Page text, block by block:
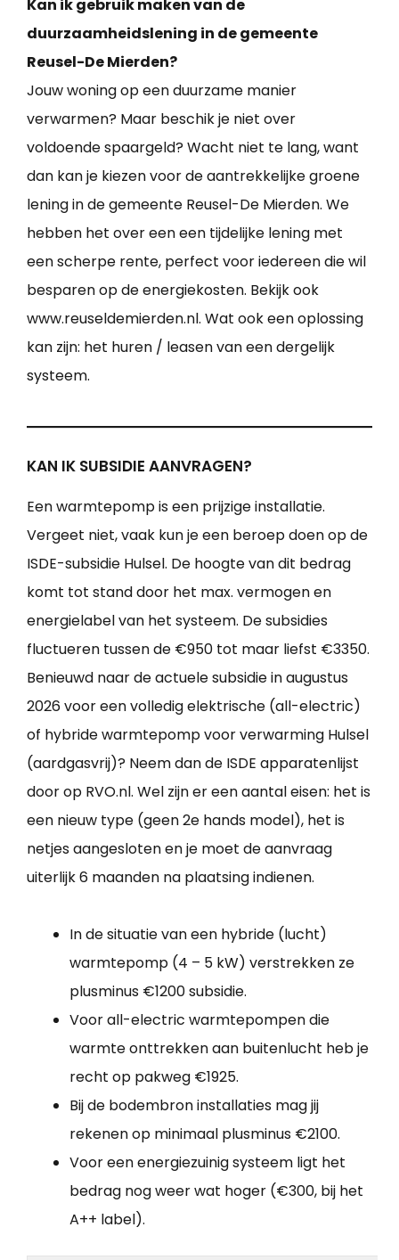
Kan ik gebruik maken van de
duurzaamheidslening in de gemeente
Reusel-De Mierden?
Jouw woning op een duurzame manier
verwarmen? Maar beschik je niet over
voldoende spaargeld? Wacht niet te lang, want
dan kan je kiezen voor de aantrekkelijke groene
lening in de gemeente Reusel-De Mierden. We
hebben het over een een tijdelijke lening met
een scherpe rente, perfect voor iedereen die wil
besparen op de energiekosten. Bekijk ook
www.reuseldemierden.nl. Wat ook een oplossing
kan zijn: het huren / leasen van een dergelijk
systeem.
KAN IK SUBSIDIE AANVRAGEN?
Een warmtepomp is een prijzige installatie.
Vergeet niet, vaak kun je een beroep doen op de
ISDE-subsidie Hulsel. De hoogte van dit bedrag
komt tot stand door het max. vermogen en
energielabel van het systeem. De subsidies
fluctueren tussen de €950 tot maar liefst €3350.
Benieuwd naar de actuele subsidie in augustus
2026 voor een volledig elektrische (all-electric)
of hybride warmtepomp voor verwarming Hulsel
(aardgasvrij)? Neem dan de ISDE apparatenlijst
door op RVO.nl. Wel zijn er een aantal eisen: het is
een nieuw type (geen 2e hands model), het is
netjes aangesloten en je moet de aanvraag
uiterlijk 6 maanden na plaatsing indienen.
In de situatie van een hybride (lucht)
warmtepomp (4 – 5 kW) verstrekken ze
plusminus €1200 subsidie.
Voor all-electric warmtepompen die
warmte onttrekken aan buitenlucht heb je
recht op pakweg €1925.
Bij de bodembron installaties mag jij
rekenen op minimaal plusminus €2100.
Voor een energiezuinig systeem ligt het
bedrag nog weer wat hoger (€300, bij het
A++ label).